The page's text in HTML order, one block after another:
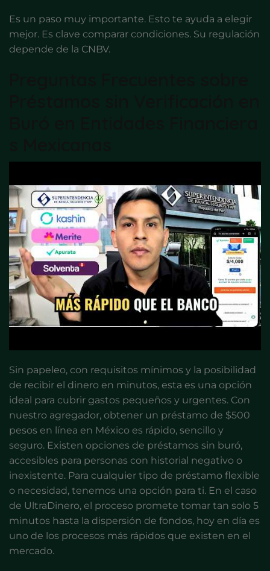
Es un paso muy importante. Esto te ayuda a elegir
mejor. Es clave comparar condiciones. Su regulación
depende de la CNBV.
Sin papeleo, con requisitos mínimos y la posibilidad
de recibir el dinero en minutos, esta es una opción
ideal para cubrir gastos pequeños y urgentes. Con
nuestro agregador, obtener un préstamo de $500
pesos en línea en México es rápido, sencillo y
seguro. Existen opciones de préstamos sin buró,
accesibles para personas con historial negativo o
inexistente. Para cualquier tipo de préstamo flexible
o necesidad, tenemos una opción para ti. En el caso
de UltraDinero, el proceso promete tomar tan solo 5
minutos hasta la dispersión de fondos, hoy en día es
uno de los procesos más rápidos que existen en el
mercado.